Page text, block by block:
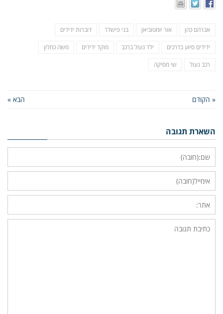
אברהם כהן אור יומטוביאן בני פישלר דוברות ידידים
ידידים סיוע בדרכים ילד נעול ברכב מוקד ידידים משה כחלון
רכב נעול שי מסיקה
« הקודם הבא »
השארת תגובה